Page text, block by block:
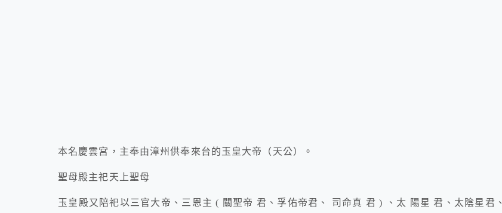
本名慶雲宮，主奉由漳州供奉來台的玉皇大帝（天公）。
聖母殿主祀天上聖母
玉皇殿又陪祀以三官大帝、三恩主 ( 關聖帝 君、孚佑帝君、 司命真 君 ) 、太 陽星 君、太陰星君、